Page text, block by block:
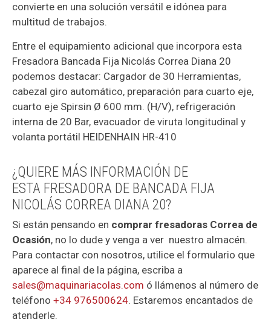
convierte en una solución versátil e idónea para
multitud de trabajos.
Entre el equipamiento adicional que incorpora esta
Fresadora Bancada Fija Nicolás Correa Diana 20
podemos destacar: Cargador de 30 Herramientas,
cabezal giro automático, preparación para cuarto eje,
cuarto eje Spirsin Ø 600 mm. (H/V), refrigeración
interna de 20 Bar, evacuador de viruta longitudinal y
volanta portátil HEIDENHAIN HR-410
¿QUIERE MÁS INFORMACIÓN DE
ESTA FRESADORA DE BANCADA FIJA
NICOLÁS CORREA DIANA 20?
Si están pensando en comprar fresadoras Correa de
Ocasión, no lo dude y venga a ver nuestro almacén.
Para contactar con nosotros, utilice el formulario que
aparece al final de la página, escriba a
sales@maquinariacolas.com ó llámenos al número de
teléfono +34 976500624. Estaremos encantados de
atenderle.